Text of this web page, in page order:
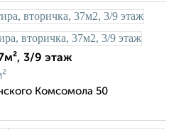
3/9 этаж
Комсомола 50